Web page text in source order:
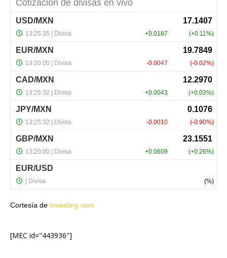
Cortesía de Investing.com
[MEC id="443936"]